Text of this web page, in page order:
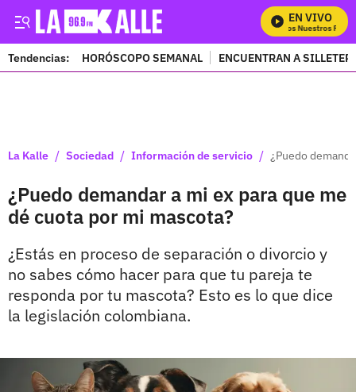
EN VIVO
Mira Todos Nuestros
Tendencias: HORÓSCOPO SEMANAL ENCUENTRAN A
La Kalle / Sociedad / Información de servicio / ¿Puedo
¿Puedo demandar a mi ex para que me
dé cuota por mi mascota?
¿Estás en proceso de separación o divorcio y
no sabes cómo hacer para que tu pareja te
responda por tu mascota? Esto es lo que dice
la legislación colombiana.